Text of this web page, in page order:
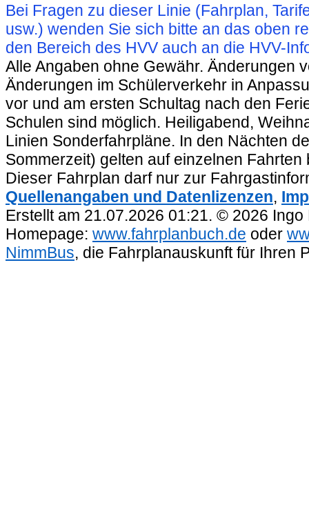
Bei Fragen zu dieser Linie (Fahrplan,
usw.) wenden Sie sich bitte an das oben
den Bereich des HVV auch an die HVV-
Alle Angaben ohne Gewähr. Änderungen
Änderungen im Schülerverkehr in
vor und am ersten Schultag nach den
Schulen sind möglich. Heiligabend,
Linien Sonderfahrpläne. In den Nächten
Sommerzeit) gelten auf einzelnen
Dieser Fahrplan darf nur zur
Quellenangaben und Datenlizenzen,
Erstellt am 21.07.2026 01:21. © 2026
Homepage: www.fahrplanbuch.de oder
NimmBus, die Fahrplanauskunft für Ihren